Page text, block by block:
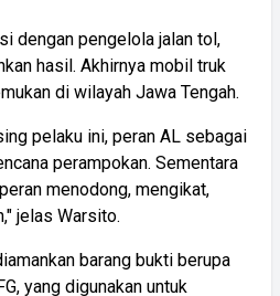
dengan pengelola jalan tol,
hasil. Akhirnya mobil truk
di wilayah Jawa Tengah.
pelaku ini, peran AL sebagai
perampokan. Sementara
menodong, mengikat,
jelas Warsito.
barang bukti berupa
yang digunakan untuk